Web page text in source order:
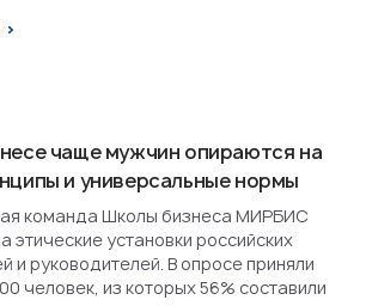
чаще мужчин опираются на
и универсальные нормы
команда Школы бизнеса МИРБИС
этические установки российских
и руководителей. В опросе приняли
человек, из которых 56% составили